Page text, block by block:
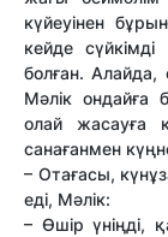
күйеуінен
кейде
болған. Алайда,
Мәлік ондайға
олай жасауға
санағанмен
– Отағасы,
еді, Мәлік:
– Өшір үніңді,